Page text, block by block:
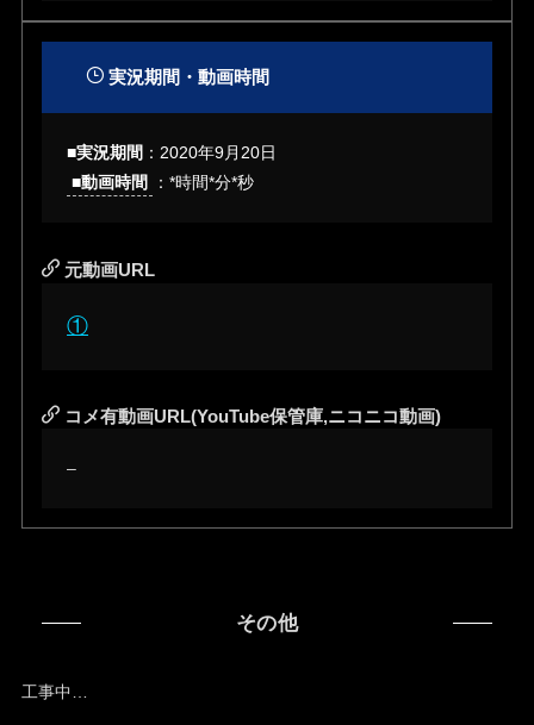
実況期間・動画時間
■実況期間 ：2020年9月20日
■動画時間
：*時間*分*秒
元動画URL
①
コメ有動画URL(YouTube保管庫,ニコニコ動画)
–
その他
工事中…